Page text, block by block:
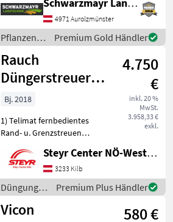
Feldspritze - mit 600 Liter
Behälter - mit 15m
hydraulisch klappbaren
Spritzgestänge - mit
hydrauli
4971 Aurolzmünster
Pflanzenschutz
/ Holder
Premium Gold Händler
Rauch
Düngerstreuer
MDS19.1C E-
Click mit Telimat
4.750
€
inkl. 20 %
MwSt.
3.958,33 €
exkl.
Bj. 2018
1) Telimat fernbedientes
Rand- u. Grenzstreuen
3) Wurfscheiben M1 10-18M
4) elektr.
Schieberbetätigung 5)
Gelenkwelle 6) Aufsatz
M630 ca.
Steyr Center NÖ-West - Standort Kilb
3233 Kilb
Düngung
und
Beregnung
Premium Plus Händler
Vicon
580 €